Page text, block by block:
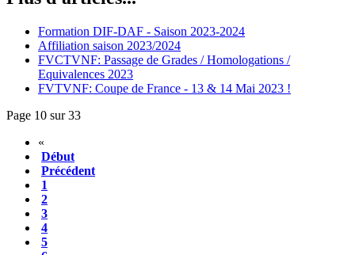
Formation DIF-DAF - Saison 2023-2024
Affiliation saison 2023/2024
FVCTVNF: Passage de Grades / Homologations /
Equivalences 2023
FVTVNF: Coupe de France - 13 & 14 Mai 2023 !
Page 10 sur 33
«
Début
Précédent
1
2
3
4
5